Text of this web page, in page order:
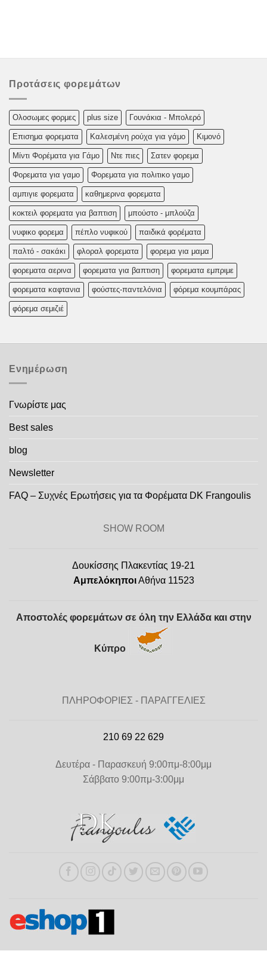
Προτάσεις φορεμάτων
Oλoσωμες φoρμες plus size Γουνάκια - Μπολερό
Επισημα φορεματα Καλεσμένη ρούχα για γάμο Κιμονό
Μίντι Φορέματα για Γάμο Ντε πιες Σατεν φορεμα
Φορεματα για γαμο Φορεματα για πολιτικο γαμο
αμπιγιε φορεματα καθημερινα φορεματα
κοκτειλ φορεματα για βαπτιση μπούστο - μπλούζα
νυφικο φορεμα πέπλο νυφικού παιδικά φορέματα
παλτό - σακάκι φλοραλ φορεματα φορεμα για μαμα
φορεματα αερινα φορεματα για βαπτιση φορεματα εμπριμε
φορεματα καφτανια φούστες-παντελόνια φόρεμα κουμπάρας
φόρεμα σεμιζιέ
Ενημέρωση
Γνωρίστε μας
Best sales
blog
Newsletter
FAQ – Συχνές Ερωτήσεις για τα Φορέματα DK Frangoulis
SHOW ROOM
Δουκίσσης Πλακεντίας 19-21
ΑμπελόκηποιΑθήνα 11523
Αποστολές φορεμάτων σε όλη την Ελλάδα και στην
Κύπρο
ΠΛΗΡΟΦΟΡΙΕΣ - ΠΑΡΑΓΓΕΛΙΕΣ
210 69 22 629
Δευτέρα - Παρασκευή 9:00πμ-8:00μμ
Σάββατο 9:00πμ-3:00μμ